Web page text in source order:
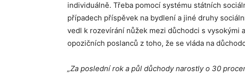
individuálně. Třeba pomocí systému státních
případech příspěvek na bydlení a jiné druhy
vedl k rozevírání nůžek mezi důchodci s vysokými
opozičních poslanců z toho, že se vláda na
„Za poslední rok a půl důchody narostly o 30